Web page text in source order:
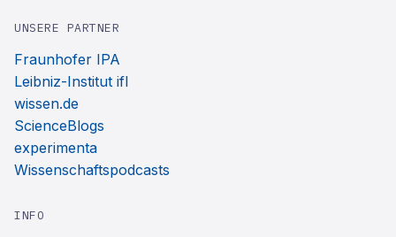
UNSERE PARTNER
Fraunhofer IPA
Leibniz-Institut ifl
wissen.de
ScienceBlogs
experimenta
Wissenschaftspodcasts
INFO